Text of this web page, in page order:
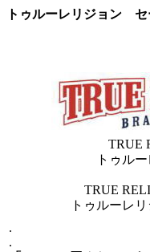
トゥルーレリジョン セ
TRUE
トゥル
TRUE
トゥルーレ
.
.